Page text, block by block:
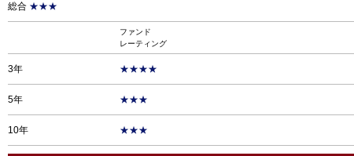
総合 ★★★
ファンド
レーティング
3年 ★★★★
5年 ★★★
10年 ★★★